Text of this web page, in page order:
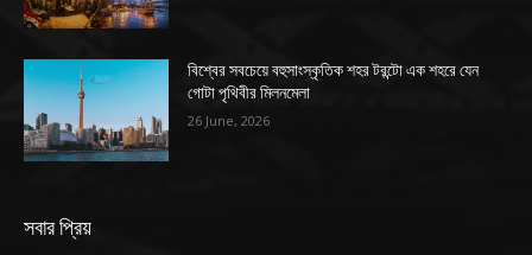
বিশ্বের সবচেয়ে বহুসাংস্কৃতিক শহর টরন্টো এক শহরে যেন
গোটা পৃথিবীর মিলনমেলা
26 June, 2026
সবার প্রিয়